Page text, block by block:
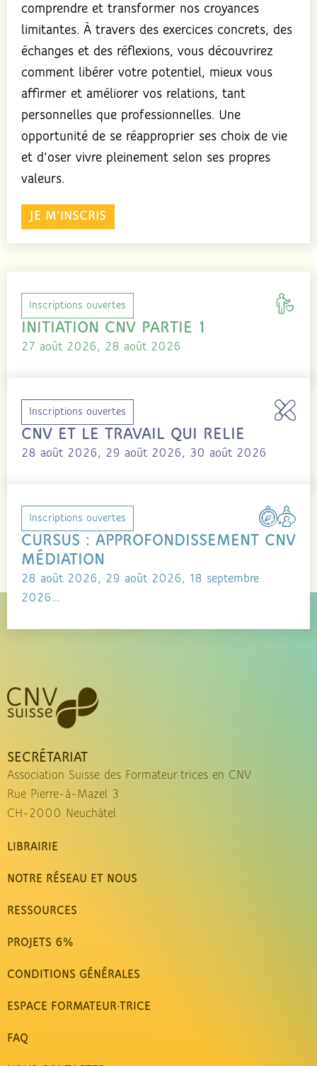
comprendre et transformer nos croyances
limitantes. À travers des exercices concrets, des
échanges et des réflexions, vous découvrirez
comment libérer votre potentiel, mieux vous
affirmer et améliorer vos relations, tant
personnelles que professionnelles. Une
opportunité de se réapproprier ses choix de vie
et d’oser vivre pleinement selon ses propres
valeurs.
JE M'INSCRIS
Inscriptions ouvertes
INITIATION CNV PARTIE 1
27 août 2026, 28 août 2026
Inscriptions ouvertes
CNV ET LE TRAVAIL QUI RELIE
28 août 2026, 29 août 2026, 30 août 2026
Inscriptions ouvertes
CURSUS : APPROFONDISSEMENT CNV
MÉDIATION
28 août 2026, 29 août 2026, 18 septembre
2026...
SECRÉTARIAT
Association Suisse des Formateur·trices en CNV
Rue Pierre-à-Mazel 3
CH-2000 Neuchâtel
LIBRAIRIE
NOTRE RÉSEAU ET NOUS
RESSOURCES
PROJETS 6%
CONDITIONS GÉNÉRALES
ESPACE FORMATEUR·TRICE
FAQ